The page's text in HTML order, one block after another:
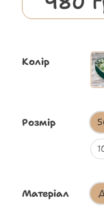
Колір
Розмір
Матеріал